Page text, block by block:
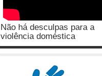
Não há desculpas para a
violência doméstica